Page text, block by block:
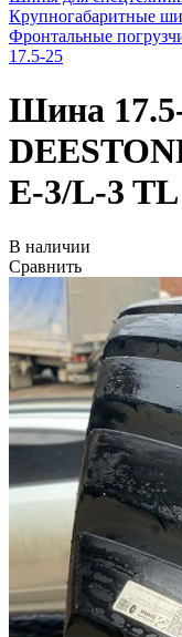
Крупногабаритные
Фронтальные
17.5-25
Шина
E-3/L-3 TL
В наличии
Сравнить